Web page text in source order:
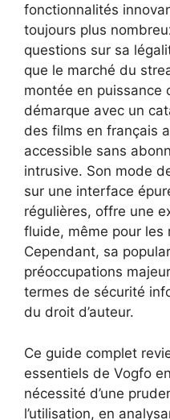
fonctionnalités
toujours plus
questions sur sa
que le marché du
montée en puissance
démarque avec un
des films en français
accessible sans
intrusive. Son mode
sur une interface
régulières, offre une
fluide, même pour les
Cependant, sa
préoccupations
termes de sécurité
du droit d’auteur.
Ce guide complet
essentiels de Vogfo
nécessité d’une
l’utilisation, en